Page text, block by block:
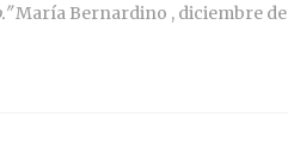
María Bernardino , diciembre de